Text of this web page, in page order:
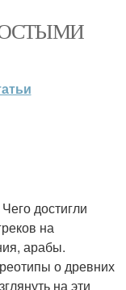
достигли
на
арабы.
о древних
на эти